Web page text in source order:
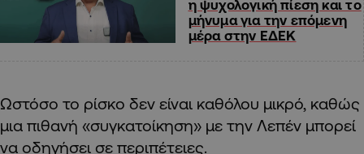
η ψυχολογική πίεση και το
μήνυμα για την επόμενη
μέρα στην ΕΔΕΚ
Ωστόσο το ρίσκο δεν είναι καθόλου μικρό, καθώς
μια πιθανή «συγκατοίκηση» με την Λεπέν μπορεί
να οδηγήσει σε περιπέτειες.